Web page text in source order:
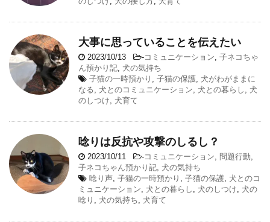
大事に思っていることを伝えたい
2023/10/13 -コミュニケーション 子ネコちゃ
ん預かり記 犬の気持ち
子猫の一時預かり
子猫の保護 犬がわがままに
なる
犬とのコミュニケーション 犬との暮らし
犬
のしつけ
犬育て
唸りは反抗や攻撃のしるし？
2023/10/11 -コミュニケーション 問題行動
子ネコちゃん預かり記 犬の気持ち
唸り声 子猫の一時預かり 子猫の保護 犬とのコ
ミュニケーション
犬との暮らし 犬のしつけ
犬の
唸り
犬の気持ち 犬育て